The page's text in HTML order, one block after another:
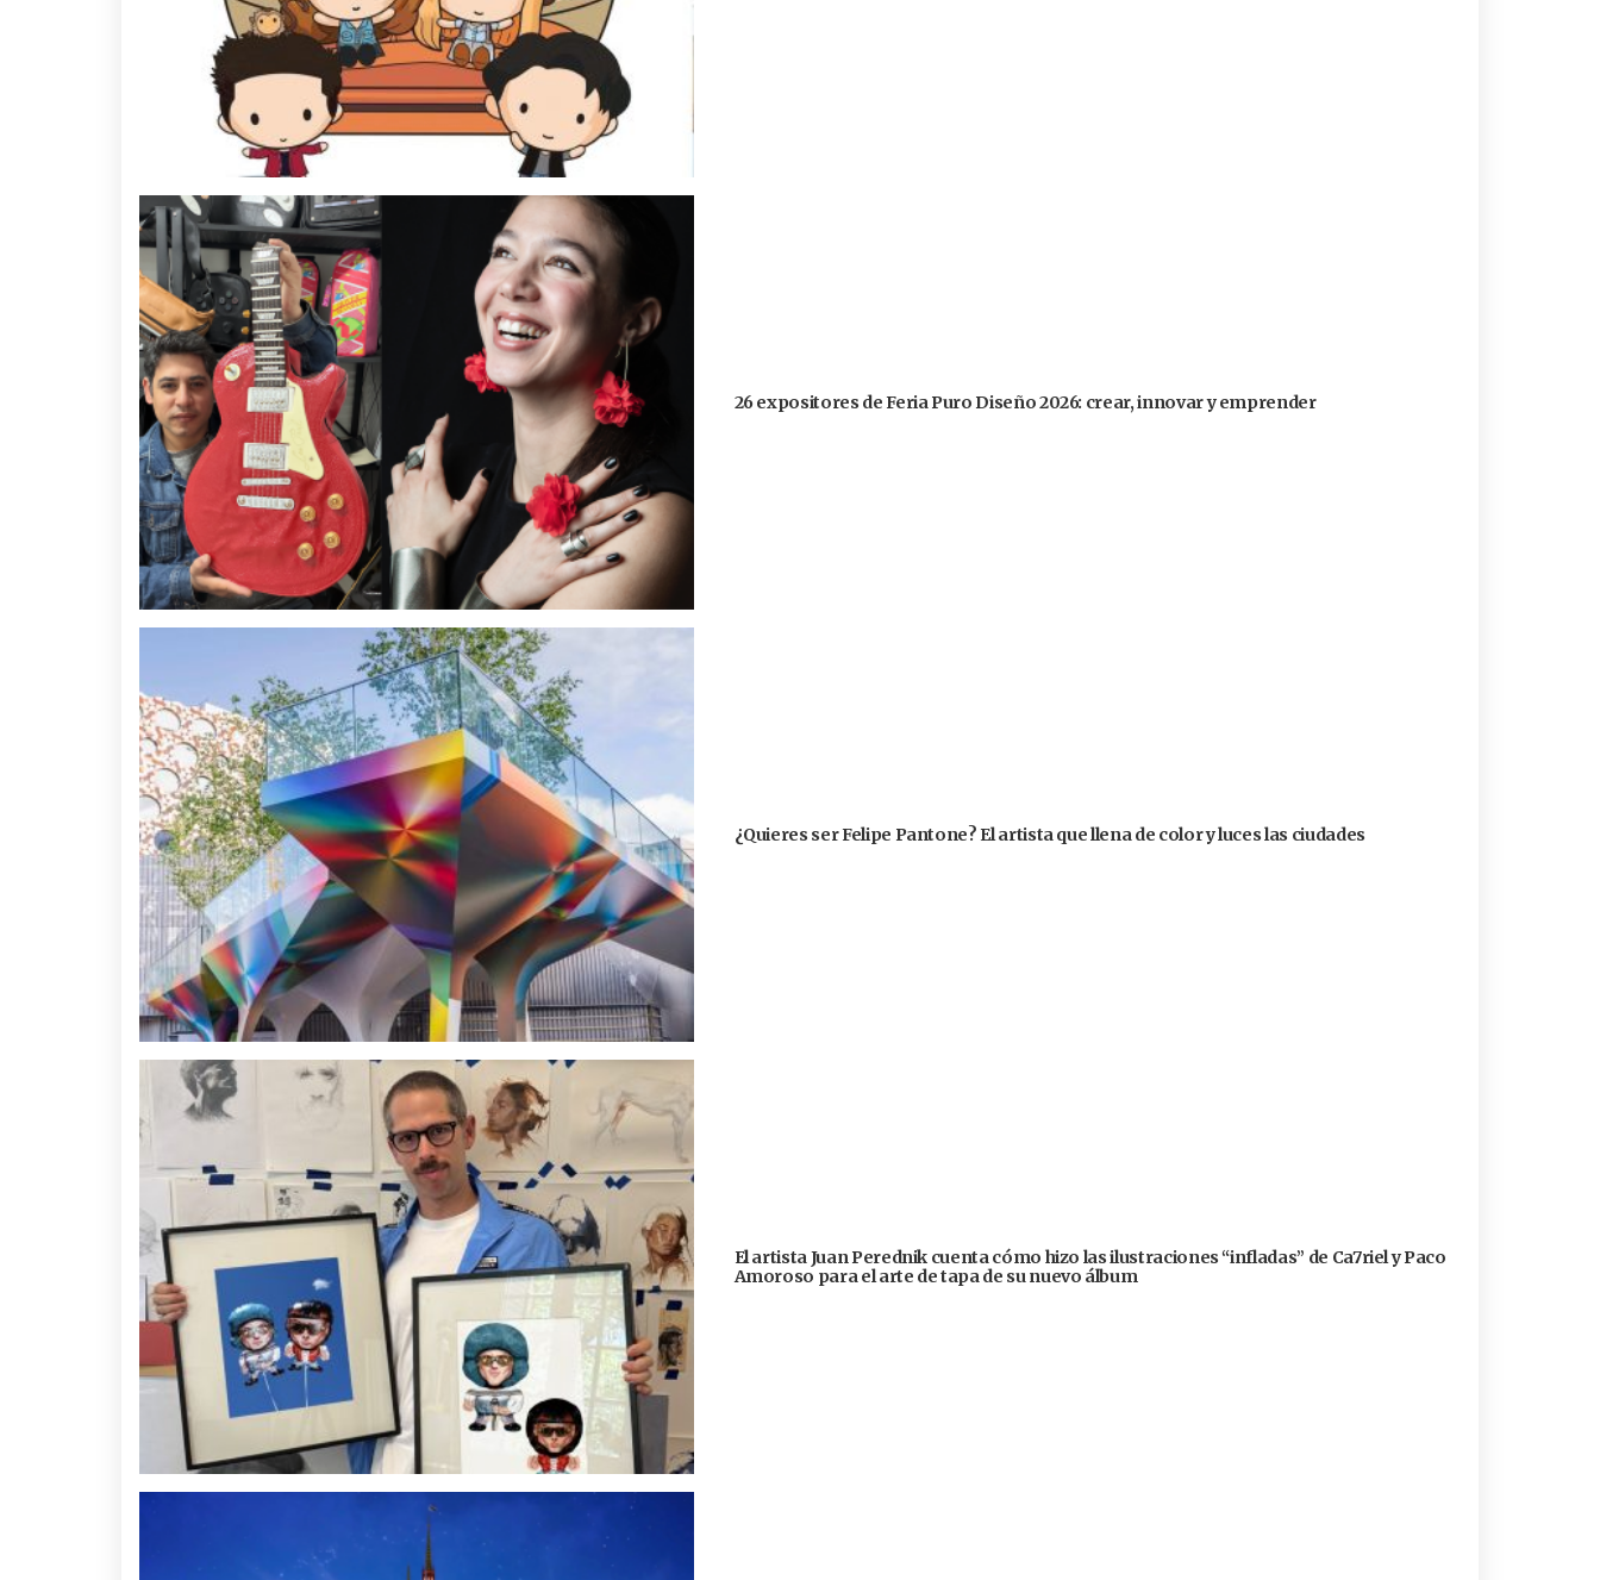
26 expositores de Feria Puro Diseño 2026: crear, innovar y emprender
¿Quieres ser Felipe Pantone? El artista que llena de color y luces las ciudades
El artista Juan Perednik cuenta cómo hizo las ilustraciones “infladas” de Ca7riel y Paco
Amoroso para el arte de tapa de su nuevo álbum